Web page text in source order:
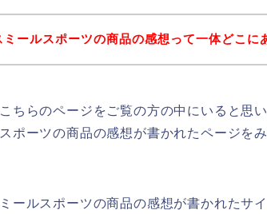
ミールスポーツの商品の感想って一体どこに
ちらのページをご覧の方の中にいると思
ポーツの商品の感想が書かれたページを
ールスポーツの商品の感想が書かれたサ